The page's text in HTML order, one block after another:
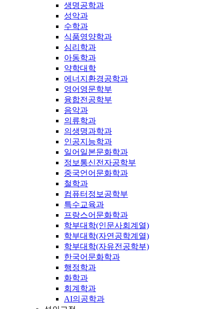
생명공학과
성악과
수학과
식품영양학과
심리학과
아동학과
약학대학
에너지환경공학과
영어영문학부
융합전공학부
음악과
의류학과
의생명과학과
인공지능학과
일어일본문화학과
정보통신전자공학부
중국언어문화학과
철학과
컴퓨터정보공학부
특수교육과
프랑스어문화학과
학부대학(인문사회계열)
학부대학(자연공학계열)
학부대학(자유전공학부)
한국어문화학과
행정학과
화학과
회계학과
AI의공학과